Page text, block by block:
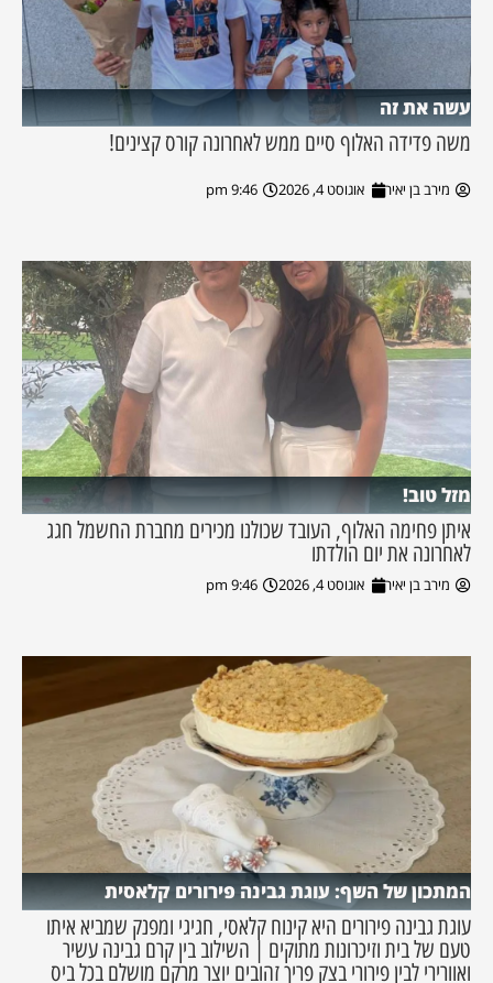
עשה את זה
משה פדידה האלוף סיים ממש לאחרונה קורס קצינים!
מירב בן יאיר אוגוסט 4, 2026 9:46 pm
מזל טוב!
איתן פחימה האלוף, העובד שכולנו מכירים מחברת החשמל חגג
לאחרונה את יום הולדתו
מירב בן יאיר אוגוסט 4, 2026 9:46 pm
המתכון של השף: עוגת גבינה פירורים קלאסית
עוגת גבינה פירורים היא קינוח קלאסי, חגיגי ומפנק שמביא איתו
טעם של בית וזיכרונות מתוקים | השילוב בין קרם גבינה עשיר
ואוורירי לבין פירורי בצק פריך זהובים יוצר מרקם מושלם בכל ביס